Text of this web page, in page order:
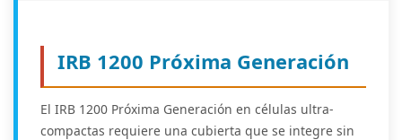
IRB 1200 Próxima Generación
El IRB 1200 Próxima Generación en células ultra-
compactas requiere una cubierta que se integre sin